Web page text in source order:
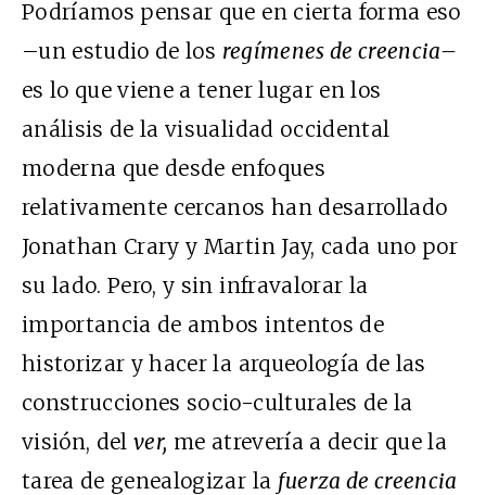
Podríamos pensar que en cierta forma eso
–un estudio de los regímenes de creencia–
es lo que viene a tener lugar en los
análisis de la visualidad occidental
moderna que desde enfoques
relativamente cercanos han desarrollado
Jonathan Crary y Martin Jay, cada uno por
su lado. Pero, y sin infravalorar la
importancia de ambos intentos de
historizar y hacer la arqueología de las
construcciones socio-culturales de la
visión, delver, me atrevería a decir que la
tarea de genealogizar la fuerza de creencia